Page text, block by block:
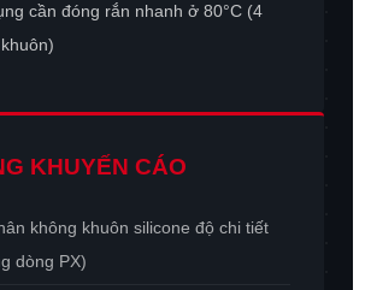
cần đóng rắn nhanh ở 80°C (4
KHUYẾN CÁO
không khuôn silicone độ chi tiết
dòng PX)